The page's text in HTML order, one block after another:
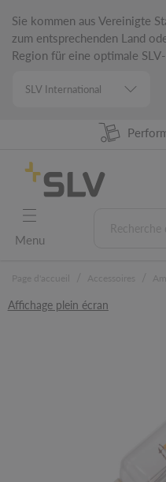
Sie kommen aus Vereinigte
zum entsprechenden Land
Region für eine optimale
98%
Menu
Affichage plein écran